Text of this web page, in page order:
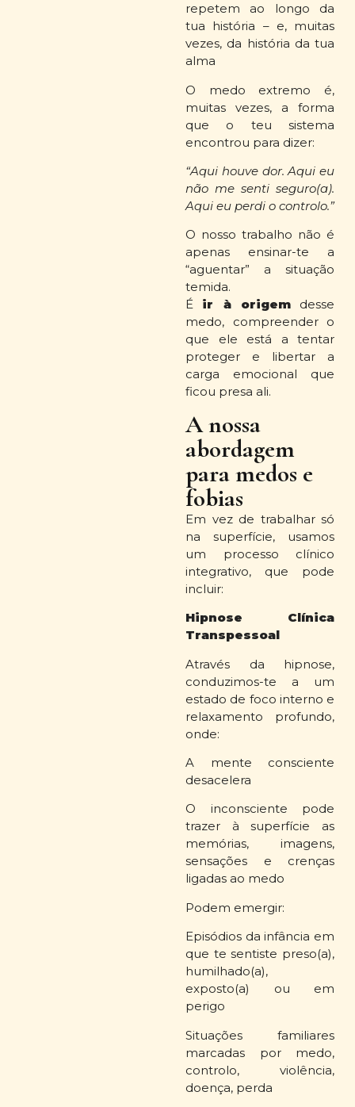
repetem ao longo da
tua história – e, muitas
vezes, da história da tua
alma
O medo extremo é,
muitas vezes, a forma
que o teu sistema
encontrou para dizer:
“Aqui houve dor. Aqui eu
não me senti seguro(a).
Aqui eu perdi o controlo.”
O nosso trabalho não é
apenas ensinar-te a
“aguentar” a situação
temida.
É ir à origemdesse
medo, compreender o
que ele está a tentar
proteger e libertar a
carga emocional que
ficou presa ali.
A nossa
abordagem
para medos e
fobias
Em vez de trabalhar só
na superfície, usamos
um processo clínico
integrativo, que pode
incluir:
Hipnose Clínica
Transpessoal
Através da hipnose,
conduzimos-te a um
estado de foco interno e
relaxamento profundo,
onde:
A mente consciente
desacelera
O inconsciente pode
trazer à superfície as
memórias, imagens,
sensações e crenças
ligadas ao medo
Podem emergir:
Episódios da infância em
que te sentiste preso(a),
humilhado(a),
exposto(a) ou em
perigo
Situações familiares
marcadas por medo,
controlo, violência,
doença, perda